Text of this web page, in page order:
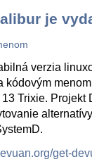
je
verzia
kódovým
Trixie. Projekt
get-